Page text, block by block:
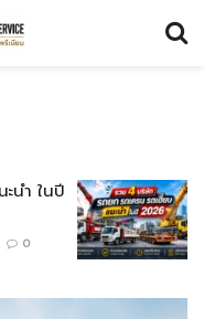
นำ ในปี
0